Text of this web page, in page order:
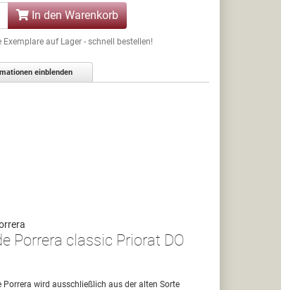
In den Warenkorb
Exemplare auf Lager - schnell bestellen!
einblenden
Porrera classic Priorat DO
Porrera wird ausschließlich aus der alten Sorte